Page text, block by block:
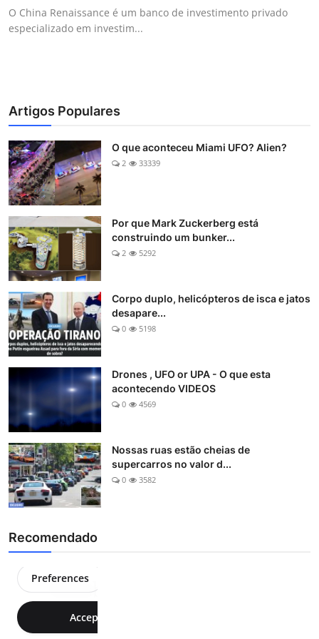
O China Renaissance é um banco de investimento privado
especializado em investim...
Artigos Populares
O que aconteceu Miami UFO? Alien?
2 33339
Por que Mark Zuckerberg está
construindo um bunker...
2 5292
Corpo duplo, helicópteros de isca e jatos
desapare...
0 5198
Drones , UFO or UPA - O que esta
acontecendo VIDEOS
0 4569
Nossas ruas estão cheias de
supercarros no valor d...
0 3582
Recomendado